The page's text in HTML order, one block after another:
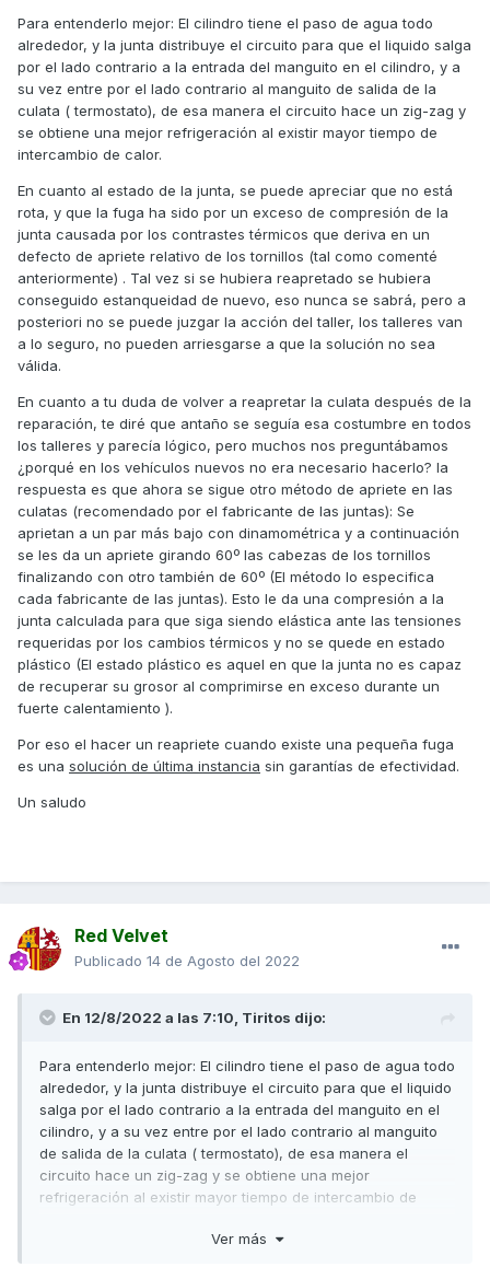
Saludos,
Para entenderlo mejor: El cilindro tiene el paso de agua todo
alrededor, y la junta distribuye el circuito para que el liquido salga
por el lado contrario a la entrada del manguito en el cilindro, y a
su vez entre por el lado contrario al manguito de salida de la
culata ( termostato), de esa manera el circuito hace un zig-zag y
se obtiene una mejor refrigeración al existir mayor tiempo de
intercambio de calor.
En cuanto al estado de la junta, se puede apreciar que no está
rota, y que la fuga ha sido por un exceso de compresión de la
junta causada por los contrastes térmicos que deriva en un
defecto de apriete relativo de los tornillos (tal como comenté
anteriormente) . Tal vez si se hubiera reapretado se hubiera
conseguido estanqueidad de nuevo, eso nunca se sabrá, pero a
posteriori no se puede juzgar la acción del taller, los talleres van
a lo seguro, no pueden arriesgarse a que la solución no sea
válida.
En cuanto a tu duda de volver a reapretar la culata después de la
reparación, te diré que antaño se seguía esa costumbre en todos
los talleres y parecía lógico, pero muchos nos preguntábamos
¿porqué en los vehículos nuevos no era necesario hacerlo? la
respuesta es que ahora se sigue otro método de apriete en las
culatas (recomendado por el fabricante de las juntas): Se
aprietan a un par más bajo con dinamométrica y a continuación
se les da un apriete girando 60º las cabezas de los tornillos
finalizando con otro también de 60º (El método lo especifica
cada fabricante de las juntas). Esto le da una compresión a la
junta calculada para que siga siendo elástica ante las tensiones
requeridas por los cambios térmicos y no se quede en estado
plástico (El estado plástico es aquel en que la junta no es capaz
de recuperar su grosor al comprimirse en exceso durante un
fuerte calentamiento ).
Por eso el hacer un reapriete cuando existe una pequeña fuga
es una solución de última instancia sin garantías de efectividad.
Un saludo
Red Velvet
Publicado 14 de Agosto del 2022
En 12/8/2022 a las 7:10, Tiritos dijo:
Para entenderlo mejor: El cilindro tiene el paso de agua todo
alrededor, y la junta distribuye el circuito para que el liquido
salga por el lado contrario a la entrada del manguito en el
cilindro, y a su vez entre por el lado contrario al manguito
de salida de la culata ( termostato), de esa manera el
circuito hace un zig-zag y se obtiene una mejor
refrigeración al existir mayor tiempo de intercambio de
Ver más